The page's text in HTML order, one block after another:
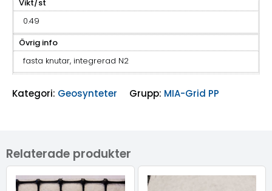
Vikt/st
0.49
Övrig info
fasta knutar, integrerad N2
Kategori: Geosynteter Grupp: MIA-Grid PP
Relaterade produkter